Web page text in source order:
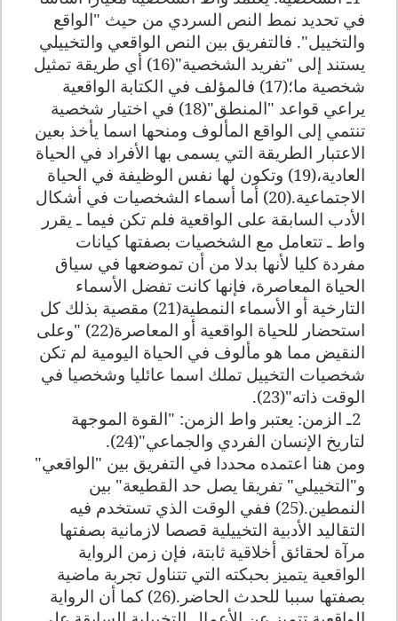
في تحديد نمط النص السردي من حيث "الواقع
والتخييل". فالتفريق بين النص الواقعي والتخييلي
يستند إلى "تفريد الشخصية"(16) أي طريقة تمثيل
شخصية ما؛(17) فالمؤلف في الكتابة الواقعية
يراعي قواعد "المنطق"(18) في اختيار شخصية
تنتمي إلى الواقع المألوف ومنحها اسما يأخذ بعين
الاعتبار الطريقة التي يسمى بها الأفراد في الحياة
العادية،(19) وتكون لها نفس الوظيفة في الحياة
الاجتماعية.(20) أما أسماء الشخصيات في أشكال
الأدب السابقة على الواقعية فلم تكن فيما ـ يقرر
واط ـ تتعامل مع الشخصيات بصفتها كيانات
مفردة كليا لأنها بدلا من أن تموضعها في سياق
الحياة المعاصرة، فإنها كانت تفضل الأسماء
التارخية أو الأسماء النمطية(21) مقصية بذلك كل
استحضار للحياة الواقعية أو المعاصرة(22) "وعلى
النقيض مما هو مألوف في الحياة اليومية لم تكن
شخصيات التخييل تملك اسما عائليا وشخصيا في
الوقت ذاته"(23).
2ـ الزمن: يعتبر واط الزمن: "القوة الموجهة
لتاريخ الإنسان الفردي والجماعي"(24).
ومن هنا اعتمده محددا في التفريق بين "الواقعي"
و"التخييلي" تفريقا يصل حد القطيعة" بين
النمطين.(25) ففي الوقت الذي تستخدم فيه
التقاليد الأدبية التخييلية قصصا لازمانية بصفتها
مرآة لحقائق أخلاقية ثابتة، فإن زمن الرواية
الواقعية يتميز بحبكته التي تتناول تجربة ماضية
بصفتها سببا للحدث الحاضر.(26) كما أن الرواية